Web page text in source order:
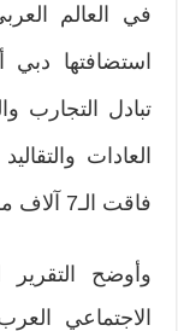
في العالم
استضافتها دبي
تبادل التجارب
العادات
فاقت الـ7 آلاف مشارك من دول عربية مختلفة.
وأوضح
الاجتماعي